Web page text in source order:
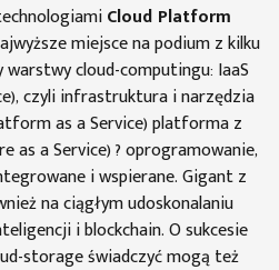
Cloud Platform
miejsce na podium z kilku
cloud-computingu: IaaS
czyli infrastruktura i narzędzia
as a Service) platforma z
as a Service) ? oprogramowanie,
i wspierane. Gigant z
na ciągłym udoskonalaniu
i blockchain. O sukcesie
storage świadczyć mogą też